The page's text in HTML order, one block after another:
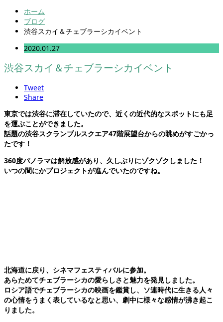
ホーム
ブログ
渋谷スカイ＆チェブラーシカイベント
2020.01.27
渋谷スカイ＆チェブラーシカイベント
Tweet
Share
東京では渋谷に滞在していたので、近くの近代的なスポットにも足
を運ぶことができました。
話題の渋谷スクランブルスクエア47階展望台からの眺めがすごかっ
たです！
360度パノラマは解放感があり、久しぶりにゾクゾクしました！
いつの間にかプロジェクトが進んでいたのですね。
北海道に戻り、シネマフェスティバルに参加。
あらためてチェブラーシカの愛らしさと魅力を発見しました。
ロシア語でチェブラーシカの映画を鑑賞し、ソ連時代に生きる人々
の心情をうまく表しているなと思い、劇中に様々な感情が沸き起こ
りました。